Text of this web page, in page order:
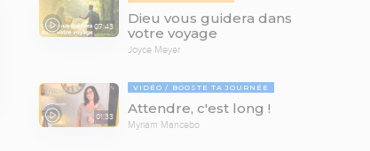
07:43
Dieu vous guidera dans
votre voyage
Joyce Meyer
01:33
VIDÉO BOOSTE TA JOURNÉE
Attendre, c'est long !
Myriam Mancebo